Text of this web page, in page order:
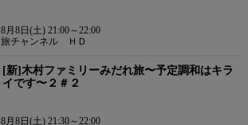
8月8日(土) 21:00～22:00
旅チャンネル ＨＤ
[新]木村ファミリーみだれ旅〜予定調和はキラ
イです〜２＃２
8月8日(土) 21:30～22:00